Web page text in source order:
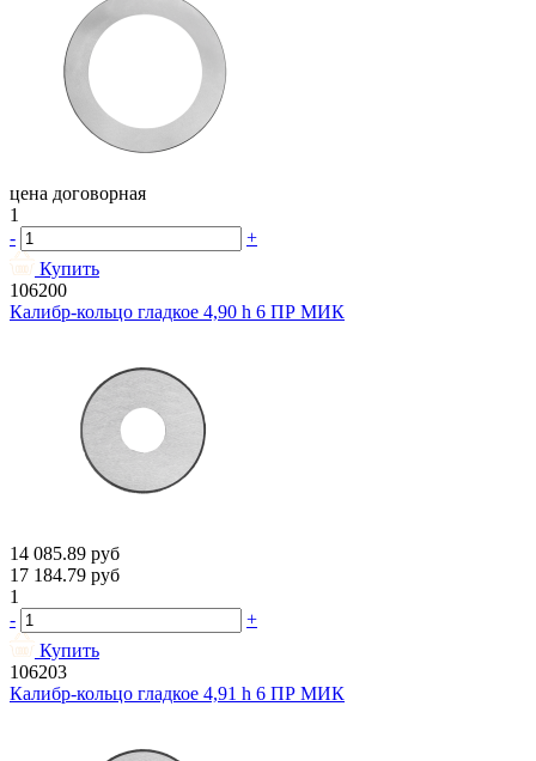
цена договорная
1
-
+
Купить
106200
Калибр-кольцо гладкое 4,90 h 6 ПР МИК
14 085.89 руб
17 184.79 руб
1
-
+
Купить
106203
Калибр-кольцо гладкое 4,91 h 6 ПР МИК